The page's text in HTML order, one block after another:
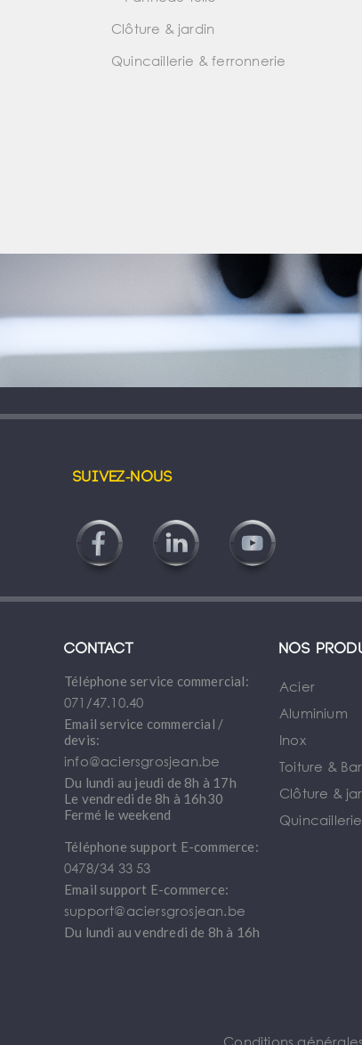
Clôture & jardin
Quincaillerie & ferronnerie
Suivez-nous
Contact
Téléphone service commercial:
071/47.10.40
Email service commercial /
devis:
info@aciersgrosjean.be
Du lundi au jeudi de 8h à 17h
Le vendredi de 8h à 16h30
Fermé le weekend
Téléphone support E-commerce:
0478/34 33 53
Email support E-commerce:
support@aciersgrosjean.be
Du lundi au vendredi de 8h à 16h
Nos
Acier
Aluminium
Inox
Toiture &
Clôture &
Conditions